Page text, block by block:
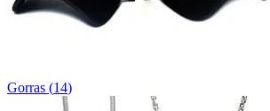
Gorras (14)